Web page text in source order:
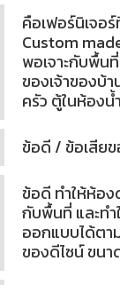
คือเฟอร์นิเจอ
Custom
พอเจาะกับพื้น
ของเจ้าของบ้
ครัว ตู้ในห้องน้
ข้อดี / ข้อเสีย
ข้อดี ทำให้ห้อง
กับพื้นที่ และท
ออกแบบได้ตา
ของดีไซน์ ขนา